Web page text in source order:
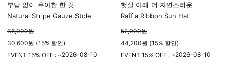
부담 없이 우아한 한 끗
Natural Stripe Gauze Stole
36,000원
30,600원 (15% 할인)
EVENT 15% OFF : ~2026-08-10
햇살 아래 더 자연스러운
Raffia Ribbon Sun Hat
52,000원
44,200원 (15% 할인)
EVENT 15% OFF : ~2026-08-10